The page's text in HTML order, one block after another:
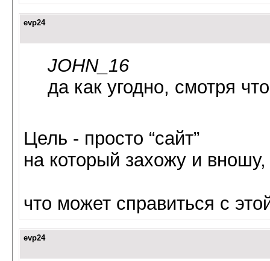
evp24
JOHN_16
да как угодно, смотря
Цель - просто “сайт”
на который захожу и
что может справиться с
evp24